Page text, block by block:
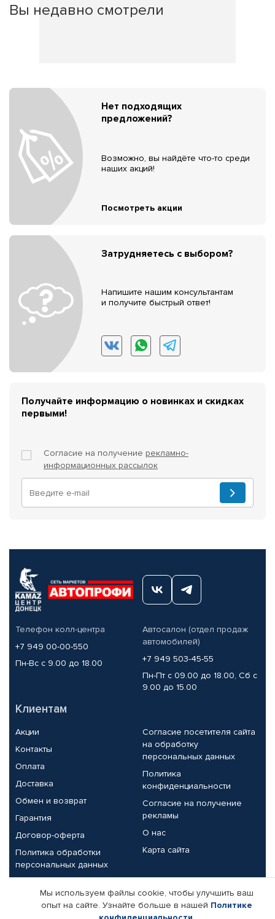
Вы недавно смотрели
Нет подходящих
предложений?
Возможно, вы найдёте что-то среди
наших акций!
Посмотреть акции
Затрудняетесь с выбором?
Напишите нашим консультантам
и получите быстрый ответ!
Получайте информацию о новинках и скидках
первыми!
Согласие на получение рекламно-
информационных рассылок
Телефон колл-центра
+7 949 00-00-550
Пн-Вс с 9.00 до 18.00
Автосалон (отдел продаж
автомобилей)
+7 949 503-45-55
Пн-Пт с 09.00 до 18.00, Сб с
9.00 до 15.00
Клиентам
Акции
Контакты
Оплата
Доставка
Обмен и возврат
Гарантия
Договор-оферта
Политика обработки
персональных данных
Согласие посетителя сайта
на обработку
персональных данных
Политика
конфиденциальности
Согласие на получение
рекламы
О нас
Карта сайта
Партнерам
Корпоративным клиентам Реквизиты компании
Мы используем файлы cookie, чтобы улучшить ваш
опыт на сайте. Узнайте больше в нашей Политике